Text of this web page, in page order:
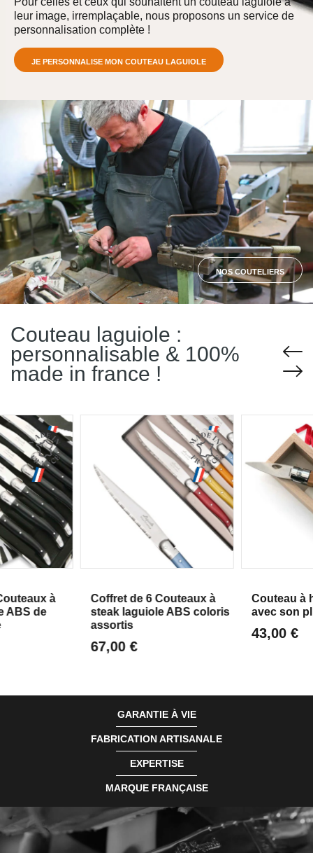
leur image, irremplaçable, nous proposons un service de
personnalisation complète !
JE PERSONNALISE MON COUTEAU LAGUIOLE
NOS COUTELIERS
Couteau laguiole :
personnalisable & 100%
made in france !
à
ABS de
Coffret de 6 Couteaux à
steak laguiole ABS coloris
assortis
67,00 €
Couteau à
avec son
43,00 €
GARANTIE À VIE
FABRICATION ARTISANALE
EXPERTISE
MARQUE FRANÇAISE